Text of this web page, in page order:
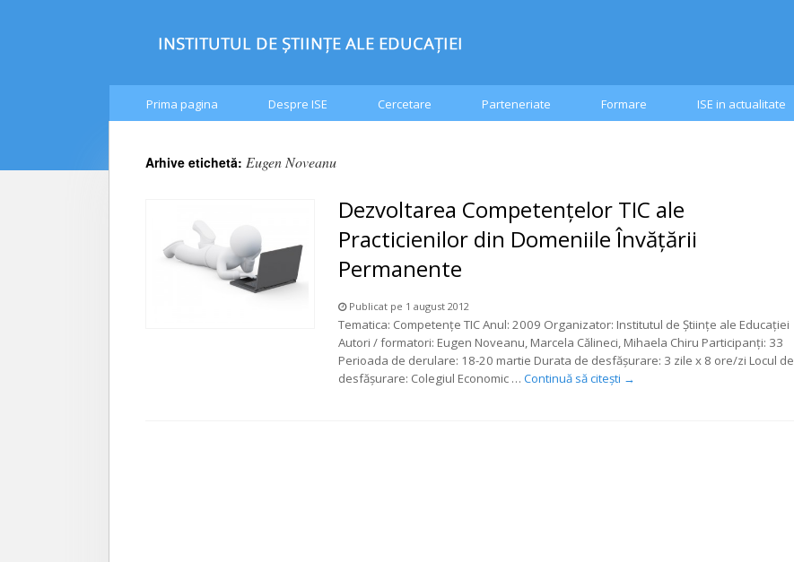
Prima pagina Despre ISE Cercetare Parteneriate Formare ISE in actualitate
Arhive etichetă: Eugen Noveanu
Dezvoltarea Competenţelor TIC ale
Practicienilor din Domeniile Învăţării
Permanente
Publicat pe 1 august 2012
Tematica: Competenţe TIC Anul: 2009 Organizator: Institutul de Științe ale Educației
Autori / formatori: Eugen Noveanu, Marcela Călineci, Mihaela Chiru Participanţi: 33
Perioada de derulare: 18-20 martie Durata de desfăşurare: 3 zile x 8 ore/zi Locul de
desfăşurare: Colegiul Economic … Continuă să citești →